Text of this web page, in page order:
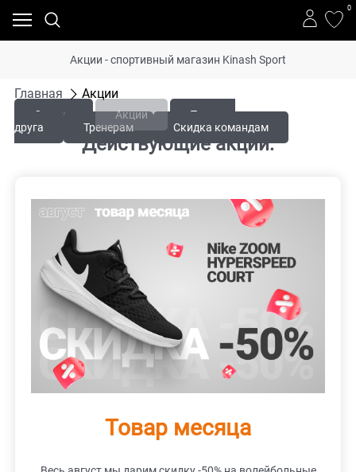
0
Акции - спортивный магазин Kinash Sport
Главная Акции
Скидки Акции
Приведи
друга
Тренерам Скидка командам
Действующие акции:
Товар месяца